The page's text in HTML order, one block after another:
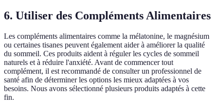
6. Utiliser des Compléments Alimentaires
Les compléments alimentaires comme la mélatonine, le magnésium
ou certaines tisanes peuvent également aider à améliorer la qualité
du sommeil. Ces produits aident à réguler les cycles de sommeil
naturels et à réduire l'anxiété. Avant de commencer tout
complément, il est recommandé de consulter un professionnel de
santé afin de déterminer les options les mieux adaptées à vos
besoins. Nous avons sélectionné plusieurs produits adaptés à cette
fin.